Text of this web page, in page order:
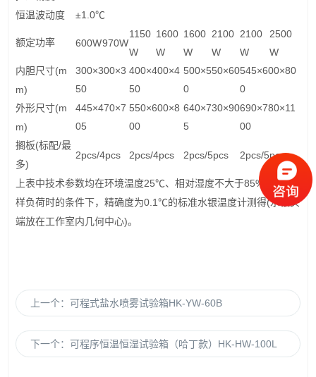
恒温波动度
±1.0℃
额定功率 600W970W
1150
W
1600
W
1600
W
2100
W
2100
W
2500
W
内胆尺寸(m
m)
300×300×3
50
400×400×4
50
500×550×60
0
545×600×80
0
外形尺寸(m
m)
445×470×7
05
550×600×8
00
640×730×90
5
690×780×11
00
搁板(标配/最
多)
2pcs/4pcs 2pcs/4pcs 2pcs/5pcs 2pcs/5pcs
上表中技术参数均在环境温度25℃、相对湿度不大于85%
、无试
样负荷时的条件下，精确度为0.1℃的标准水银温度计测得(水银头
端放在工作室内几何中心)。
上一个：可程式盐水喷雾试验箱HK-YW-60B
下一个：可程序恒温恒湿试验箱（哈丁款）HK-HW-100L